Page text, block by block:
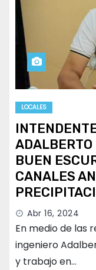
LOCALES
ADALBERTO
BUEN
CANALES
Abr 16, 2024
En medio de las
ingeniero
y trabajo en…